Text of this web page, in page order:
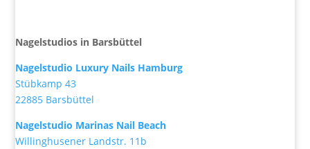
Nagelstudios in Barsbüttel
Nagelstudio Luxury Nails Hamburg
Stübkamp 43
22885 Barsbüttel
Nagelstudio Marinas Nail Beach
Willinghusener Landstr. 11b